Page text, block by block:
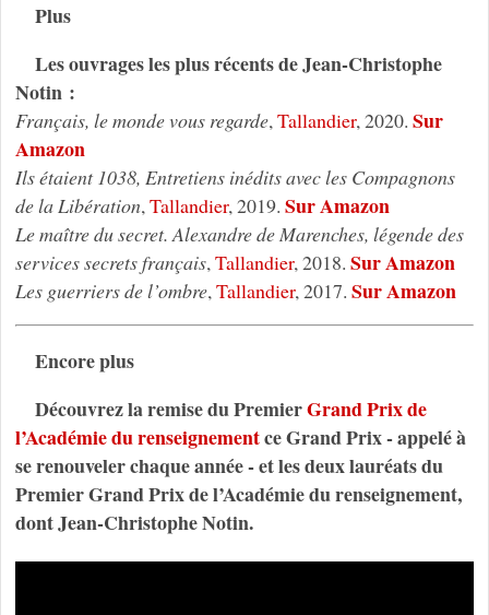
Plus
Les ouvrages les plus récents de Jean-Christophe
Notin :
Français, le monde vous regarde,Tallandier, 2020. Sur
Amazon
Ils étaient 1038, Entretiens inédits avec les Compagnons
de la Libération,Tallandier, 2019. Sur Amazon
Le maître du secret. Alexandre de Marenches, légende des
services secrets français,Tallandier, 2018. Sur Amazon
Les guerriers de l’ombre,Tallandier, 2017. Sur Amazon
Encore plus
Découvrez la remise du PremierGrand Prix de
l’Académie du renseignementce Grand Prix - appelé à
se renouveler chaque année - et les deux lauréats du
Premier Grand Prix de l’Académie du renseignement,
dont Jean-Christophe Notin.